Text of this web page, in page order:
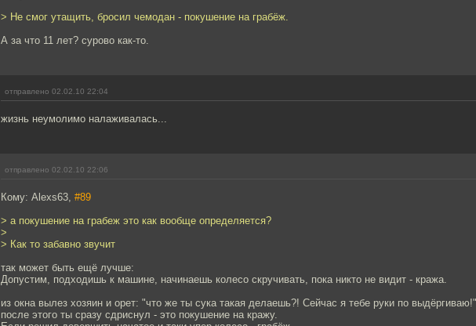
> Не смог утащить, бросил чемодан - покушение на грабёж.
А за что 11 лет? сурово как-то.
отправлено 02.02.10 22:04
жизнь неумолимо налаживалась...
отправлено 02.02.10 22:06
Кому: Alexs63, #89
> а покушение на грабеж это как вообще определяется?
>
> Как то забавно звучит
так может быть ещё лучше:
Допустим, подходишь к машине, начинаешь колесо скручивать, пока никто не видит - кража.
из окна вылез хозяин и орет: "что же ты сука такая делаешь?! Сейчас я тебе руки по
после этого ты сразу сдриснул - это покушение на кражу.